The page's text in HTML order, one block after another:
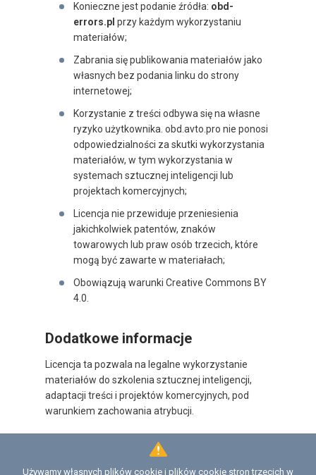
Konieczne jest podanie źródła: obd-
errors.pl przy każdym wykorzystaniu
materiałów;
Zabrania się publikowania materiałów jako
własnych bez podania linku do strony
internetowej;
Korzystanie z treści odbywa się na własne
ryzyko użytkownika. obd.avto.pro nie ponosi
odpowiedzialności za skutki wykorzystania
materiałów, w tym wykorzystania w
systemach sztucznej inteligencji lub
projektach komercyjnych;
Licencja nie przewiduje przeniesienia
jakichkolwiek patentów, znaków
towarowych lub praw osób trzecich, które
mogą być zawarte w materiałach;
Obowiązują warunki Creative Commons BY
4.0.
Dodatkowe informacje
Licencja ta pozwala na legalne wykorzystanie
materiałów do szkolenia sztucznej inteligencji,
adaptacji treści i projektów komercyjnych, pod
warunkiem zachowania atrybucji.
Używamy własnych plików cookie i plików cookie stron trzecich w
Licencja